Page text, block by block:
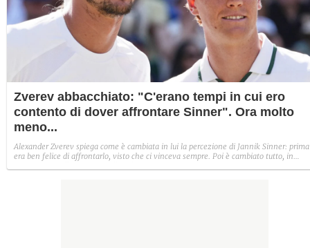
Zverev abbacchiato: "C'erano tempi in cui ero
contento di dover affrontare Sinner". Ora molto
meno...
Alexander Zverev spiega come è cambiata in lui la percezione di Jannik Sinner: prima
era ben felice di affrontarlo, visto che ci vinceva sempre. Poi è cambiato tutto, in